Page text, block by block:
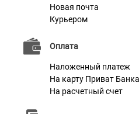
Новая почта
Курьером
Оплата
Наложенный платеж
На карту Приват Банка
На расчетный счет
Фурнитура
Сталь с
Пластик